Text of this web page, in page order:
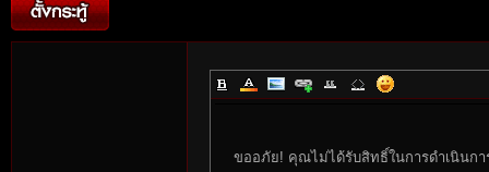
rvi
ขออภัย! คุณไม่ได้รับสิทธิ์ในการดำเนินก